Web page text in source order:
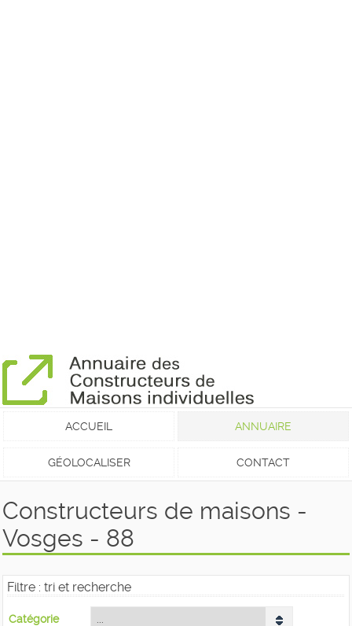
ACCUEIL ANNUAIRE
GÉOLOCALISER CONTACT
Constructeurs de maisons -
Vosges - 88
Filtre : tri et recherche
Catégorie